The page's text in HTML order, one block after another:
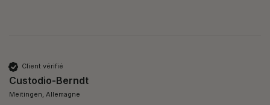
Client vérifié
Custodio-Berndt
Meitingen, Allemagne